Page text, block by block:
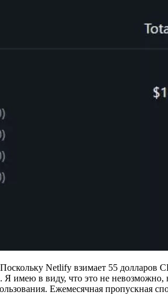
Netlify взимает 55
имею в виду, что это не невозможно,
Ежемесячная пропускная